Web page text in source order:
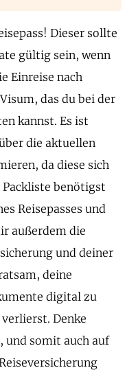
Dieser sollte
gültig sein, wenn
Einreise nach
das du bei der
kannst. Es ist
die aktuellen
da diese sich
benötigst
Reisepasses und
außerdem die
und deiner
deine
digital zu
Denke
und somit auch auf